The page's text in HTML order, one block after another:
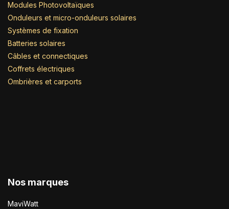
Modules Photovoltaïques
Onduleurs et micro-onduleurs solaires
Systèmes de fixation
Batteries solaires
Câbles et connectiques
Coffrets électriques
Ombrières et carports
Nos marques
MaviWatt